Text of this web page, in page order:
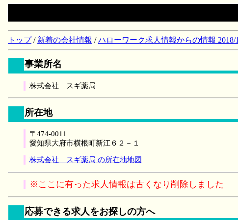
トップ/ 新着の会社情報 /ハローワーク求人情報からの情報 2018/
事業所名
株式会社 スギ薬局
所在地
〒474-0011
愛知県大府市横根町新江６２－１
株式会社 スギ薬局 の所在地地図
※ここに有った求人情報は古くなり削除しました
応募できる求人をお探しの方へ